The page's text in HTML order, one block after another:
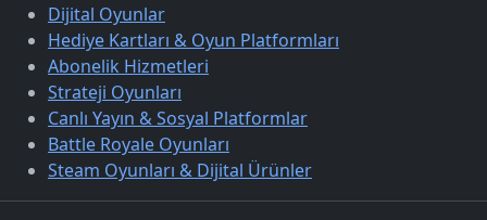
Dijital Oyunlar
Hediye Kartları & Oyun Platformları
Abonelik Hizmetleri
Strateji Oyunları
Canlı Yayın & Sosyal Platformlar
Battle Royale Oyunları
Steam Oyunları & Dijital Ürünler